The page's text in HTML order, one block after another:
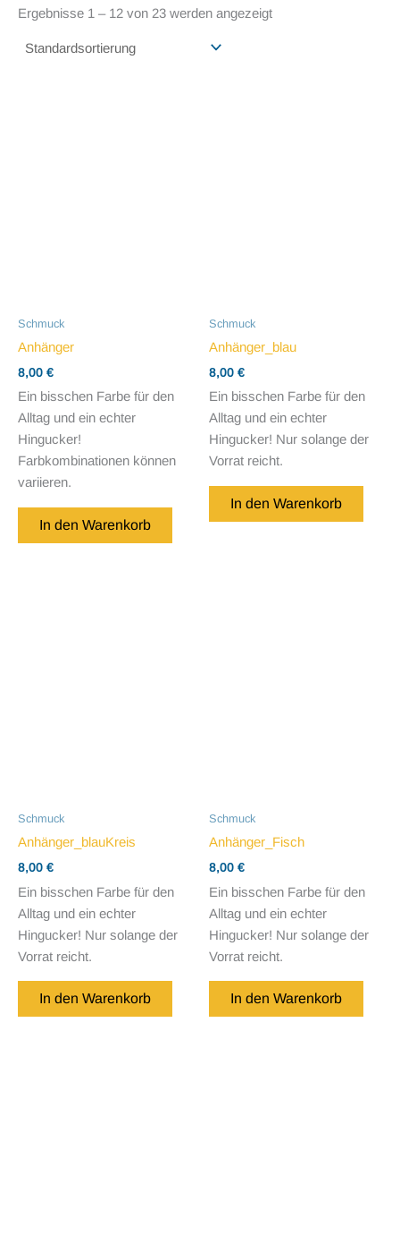
Ergebnisse 1 – 12 von 23 werden angezeigt
Schmuck
Anhänger
8,00 €
Ein bisschen Farbe für den
Alltag und ein echter
Hingucker!
Farbkombinationen können
variieren.
In den Warenkorb
Schmuck
Anhänger_blau
8,00 €
Ein bisschen Farbe für den
Alltag und ein echter
Hingucker! Nur solange der
Vorrat reicht.
In den Warenkorb
Schmuck
Anhänger_blauKreis
8,00 €
Ein bisschen Farbe für den
Alltag und ein echter
Hingucker! Nur solange der
Vorrat reicht.
In den Warenkorb
Schmuck
Anhänger_Fisch
8,00 €
Ein bisschen Farbe für den
Alltag und ein echter
Hingucker! Nur solange der
Vorrat reicht.
In den Warenkorb